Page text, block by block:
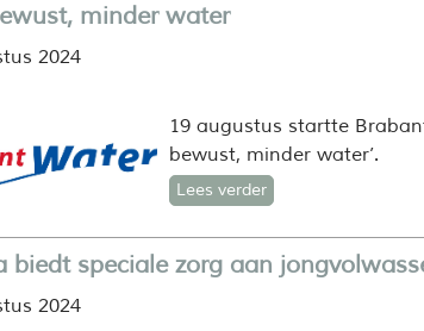
minder water
2024
19 augustus startte
bewust, minder water’.
Lees verder
biedt speciale zorg aan
2024